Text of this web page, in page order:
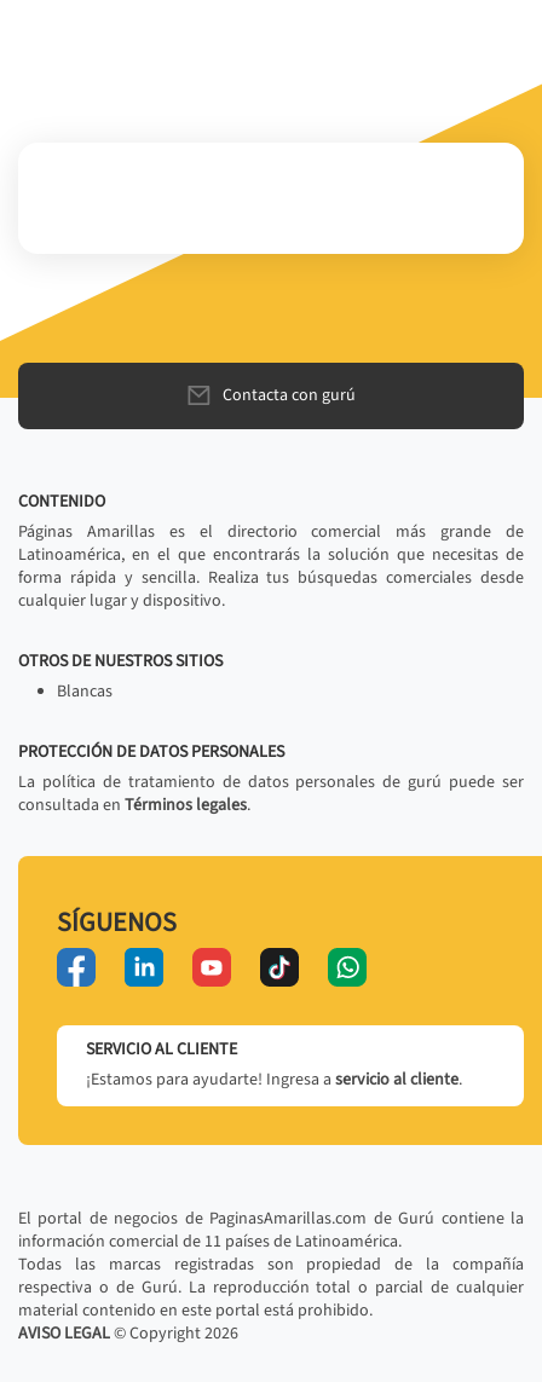
Contacta con gurú
CONTENIDO
Páginas Amarillas es el directorio comercial más grande de
Latinoamérica, en el que encontrarás la solución que necesitas de
forma rápida y sencilla. Realiza tus búsquedas comerciales desde
cualquier lugar y dispositivo.
OTROS DE NUESTROS SITIOS
Blancas
PROTECCIÓN DE DATOS PERSONALES
La política de tratamiento de datos personales de gurú puede ser
consultada en Términos legales.
SÍGUENOS
SERVICIO AL CLIENTE
¡Estamos para ayudarte! Ingresa a servicio al cliente.
El portal de negocios de PaginasAmarillas.com de Gurú contiene la
información comercial de 11 países de Latinoamérica.
Todas las marcas registradas son propiedad de la compañía
respectiva o de Gurú. La reproducción total o parcial de cualquier
material contenido en este portal está prohibido.
AVISO LEGAL© Copyright2026